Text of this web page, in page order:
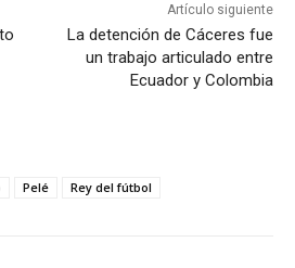
Artículo siguiente
La detención de Cáceres fue
un trabajo articulado entre
Ecuador y Colombia
Pelé Rey del fútbol